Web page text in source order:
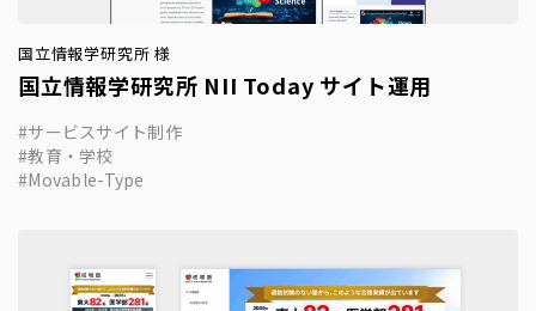
国立情報学研究所 様
国立情報学研究所 NII Today サイト運用
サービスサイト制作
教育・学校
Movable-Type